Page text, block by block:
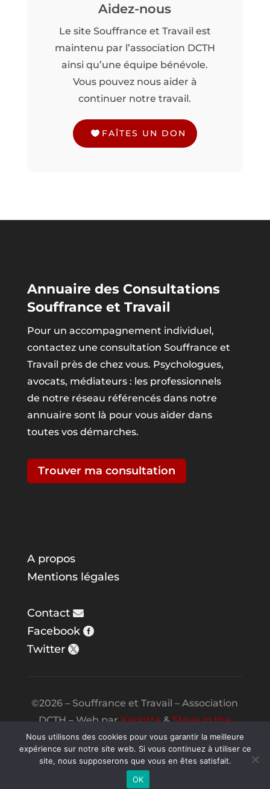
Aidez-nous
Le site Souffrance et Travail est
maintenu par l’association DCTH
ainsi qu’une équipe bénévole.
Vous pouvez nous aider à
continuer notre travail.
FAÎTES UN DON
Annuaire des Consultations
Souffrance et Travail
Pour un accompagnement individuel,
contactez une consultation Souffrance et
Travail près de chez vous. Psychologues,
avocats, médiateurs : les professionnels
de notre réseau référencés dans notre
annuaire sont là pour vous aider dans
toutes vos démarches.
Trouver ma consultation
A propos
Mentions légales
Contact
Facebook
Twitter
©2026 – Souffrance et Travail – Association
DCTH – Web parKarlotta&Steve in the
Night
Nous utilisons des cookies pour vous garantir la meilleure
expérience sur notre site web. Si vous continuez à utiliser ce
site, nous supposerons que vous en êtes satisfait.
OK